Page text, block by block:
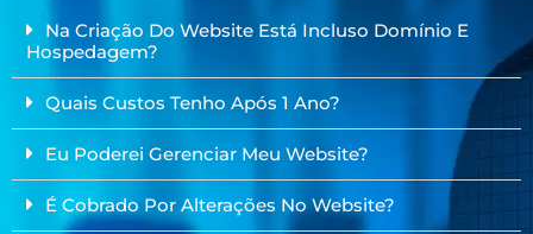
Na Criação Do Website Está Incluso Domínio E
Hospedagem?
Quais Custos Tenho Após 1 Ano?
Eu Poderei Gerenciar Meu Website?
É Cobrado Por Alterações No Website?